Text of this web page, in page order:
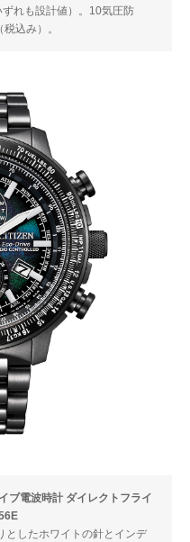
れも設計値）。10気圧防
込み）。
ブ電波時計 ダイレクトフライ
としたホワイトの針とインデ